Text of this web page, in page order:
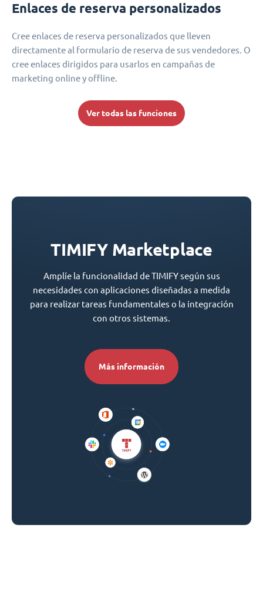
Enlaces de reserva personalizados
Cree enlaces de reserva personalizados que lleven
directamente al formulario de reserva de sus vendedores. O
cree enlaces dirigidos para usarlos en campañas de
marketing online y offline.
Ver todas las funciones
TIMIFY Marketplace
Amplíe la funcionalidad de TIMIFY según sus
necesidades con aplicaciones diseñadas a medida
para realizar tareas fundamentales o la integración
con otros sistemas.
Más información